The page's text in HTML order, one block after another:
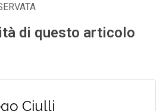
di questo articolo
Ciulli